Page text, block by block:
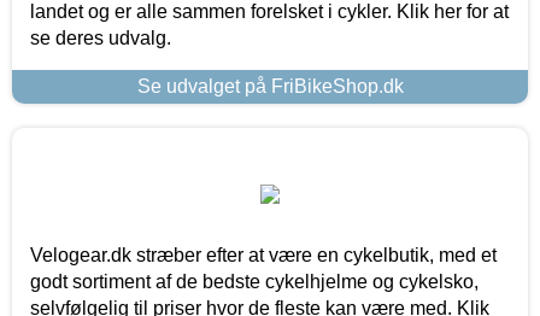
landet og er alle sammen forelsket i cykler. Klik her for at
se deres udvalg.
Se udvalget på FriBikeShop.dk
Velogear.dk stræber efter at være en cykelbutik, med et
godt sortiment af de bedste cykelhjelme og cykelsko,
selvfølgelig til priser hvor de fleste kan være med. Klik